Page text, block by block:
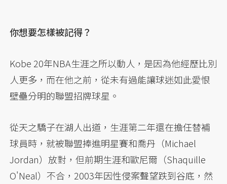
你想要怎樣被記得？
Kobe 20年NBA生涯之所以動人，是因為他經歷比別
人更多，而在他之前，從未有過能讓球迷如此愛恨
壁壘分明的聯盟招牌球星。
從天之驕子在湖人出道，生涯第二年還在擔任替補
球員時，就被聯盟捧進明星賽和喬丹（Michael
Jordan）放對，但前期生涯和歐尼爾（Shaquille
O'Neal）不合，2003年因性侵案聲望跌到谷底，然